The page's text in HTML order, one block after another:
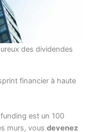
des dividendes
financier à haute
est un 100
murs, vous devenez